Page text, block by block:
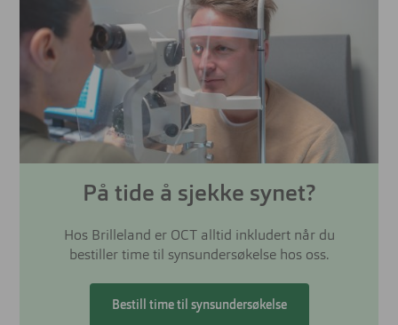
På tide å sjekke synet?
Hos Brilleland er OCT alltid inkludert når du
bestiller time til synsundersøkelse hos oss.
Bestill time til synsundersøkelse